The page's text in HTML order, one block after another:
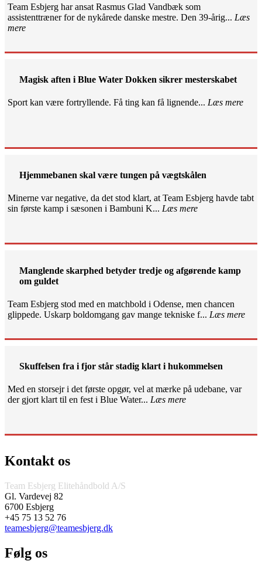
Team Esbjerg har ansat Rasmus Glad Vandbæk som
assistenttræner for de nykårede danske mestre. Den 39-årig... Læs
mere
Magisk aften i Blue Water Dokken sikrer mesterskabet
Sport kan være fortryllende. Få ting kan få lignende... Læs mere
Hjemmebanen skal være tungen på vægtskålen
Minerne var negative, da det stod klart, at Team Esbjerg havde tabt
sin første kamp i sæsonen i Bambuni K... Læs mere
Manglende skarphed betyder tredje og afgørende kamp
om guldet
Team Esbjerg stod med en matchbold i Odense, men chancen
glippede. Uskarp boldomgang gav mange tekniske f... Læs mere
Skuffelsen fra i fjor står stadig klart i hukommelsen
Med en storsejr i det første opgør, vel at mærke på udebane, var
der gjort klart til en fest i Blue Water... Læs mere
Kontakt os
Team Esbjerg Elitehåndbold A/S
Gl. Vardevej 82
6700 Esbjerg
+45 75 13 52 76
teamesbjerg@teamesbjerg.dk
Følg os